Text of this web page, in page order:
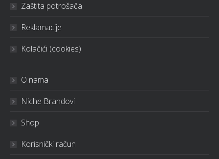
Zaštita potrošača
Reklamacije
Kolačići (cookies)
O nama
Niche Brandovi
Shop
Korisnički račun